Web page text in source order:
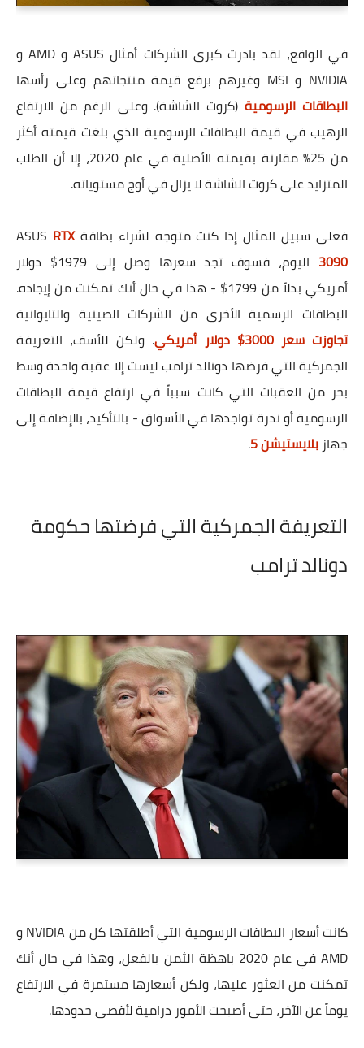
في الواقع، لقد بادرت كبرى الشركات أمثال ASUS و AMD و
NVIDIA و MSI وغيرهم برفع قيمة منتجاتهم وعلى رأسها
البطاقات الرسومية(كروت الشاشة). وعلى الرغم من الارتفاع
الرهيب في قيمة البطاقات الرسومية الذي بلغت قيمته أكثر
من 25% مقارنة بقيمته الأصلية في عام 2020، إلا أن الطلب
المتزايد على كروت الشاشة لا يزال في أوج مستوياته.
فعلى سبيل المثال إذا كنت متوجه لشراء بطاقة ASUSRTX
3090
اليوم، فسوف تجد سعرها وصل إلى 1979$ دولار
أمريكي بدلاً من 1799$ - هذا في حال أنك تمكنت من إيجاده.
البطاقات الرسمية الأخرى من الشركات الصينية والتايوانية
تجاوزت سعر 3000$ دولار أمريكي
. ولكن للأسف، التعريفة
الجمركية التي فرضها دونالد ترامب ليست إلا عقبة واحدة وسط
بحر من العقبات التي كانت سبباً في ارتفاع قيمة البطاقات
الرسومية أو ندرة تواجدها في الأسواق - بالتأكيد، بالإضافة إلى
جهاز بلايستيشن 5 .
التعريفة الجمركية التي فرضتها حكومة
دونالد ترامب
كانت أسعار البطاقات الرسومية التي أطلقتها كل من NVIDIA و
AMD في عام 2020 باهظة الثمن بالفعل، وهذا في حال أنك
تمكنت من العثور عليها، ولكن أسعارها مستمرة في الارتفاع
يوماً عن الآخر، حتى أصبحت الأمور درامية لأقصى حدودها.